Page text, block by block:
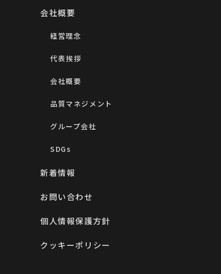
会社概要
経営理念
代表挨拶
会社概要
品質マネジメント
グループ会社
SDGs
新着情報
お問い合わせ
個人情報保護方針
クッキーポリシー